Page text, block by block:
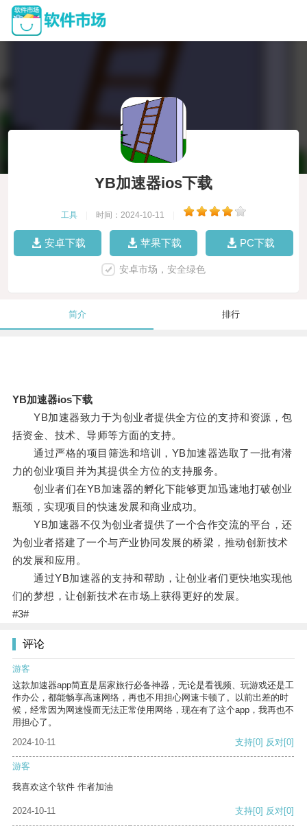
YB加速器ios下载
工具 时间：2024-10-11
安卓下载 苹果下载 PC下载
安卓市场，安全绿色
简介 排行
YB加速器ios下载
YB加速器致力于为创业者提供全方位的支持和资源，包
括资金、技术、导师等方面的支持。
通过严格的项目筛选和培训，YB加速器选取了一批有潜
力的创业项目并为其提供全方位的支持服务。
创业者们在YB加速器的孵化下能够更加迅速地打破创业
瓶颈，实现项目的快速发展和商业成功。
YB加速器不仅为创业者提供了一个合作交流的平台，还
为创业者搭建了一个与产业协同发展的桥梁，推动创新技术
的发展和应用。
通过YB加速器的支持和帮助，让创业者们更快地实现他
们的梦想，让创新技术在市场上获得更好的发展。
#3#
评论
游客
这款加速器app简直是居家旅行必备神器，无论是看视频、玩游戏还是工
作办公，都能畅享高速网络，再也不用担心网速卡顿了。以前出差的时
候，经常因为网速慢而无法正常使用网络，现在有了这个app，我再也不
用担心了。
2024-10-11
支持[0] 反对[0]
游客
我喜欢这个软件 作者加油
2024-10-11 支持[0] 反对[0]